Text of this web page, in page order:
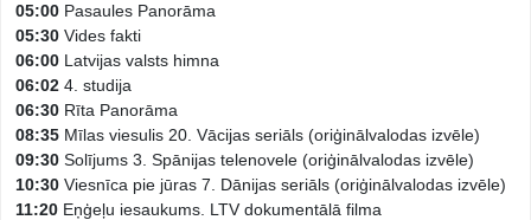
05:00 Pasaules Panorāma
05:30 Vides fakti
06:00 Latvijas valsts himna
06:02 4. studija
06:30 Rīta Panorāma
08:35 Mīlas viesulis 20. Vācijas seriāls (oriģinālvalodas izvēle)
09:30 Solījums 3. Spānijas telenovele (oriģinālvalodas izvēle)
10:30 Viesnīca pie jūras 7. Dānijas seriāls (oriģinālvalodas izvēle)
11:20 Eņģeļu iesaukums. LTV dokumentālā filma